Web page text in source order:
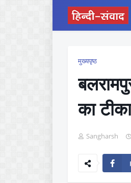
मुख्यपृष्ठ
का टीका
Sangharsh